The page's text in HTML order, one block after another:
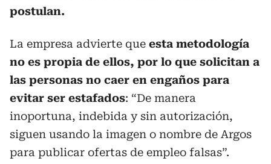
postulan.
La empresa advierte que esta metodología
no es propia de ellos, por lo que solicitan a
las personas no caer en engaños para
evitar ser estafados: “De manera
inoportuna, indebida y sin autorización,
siguen usando la imagen o nombre de Argos
para publicar ofertas de empleo falsas”.